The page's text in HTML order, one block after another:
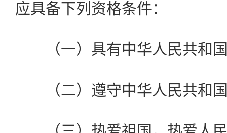
应具备下列资格条件：
（一）具有中华人民共和
（二）遵守中华人民共和国